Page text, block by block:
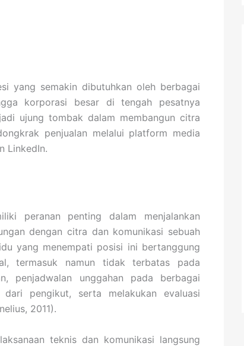
yang semakin dibutuhkan oleh berbagai
korporasi besar di tengah pesatnya
ujung tombak dalam membangun citra
penjualan melalui platform media
LinkedIn.
peranan penting dalam menjalankan
dengan citra dan komunikasi sebuah
yang menempati posisi ini bertanggung
termasuk namun tidak terbatas pada
penjadwalan unggahan pada berbagai
pengikut, serta melakukan evaluasi
2011).
teknis dan komunikasi langsung